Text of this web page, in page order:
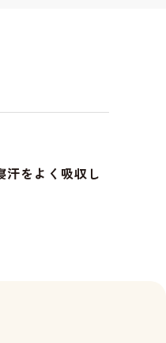
をよく吸収し